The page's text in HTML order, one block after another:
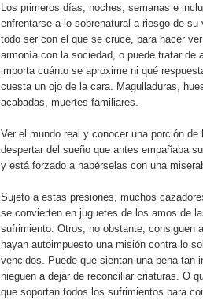
Los primeros días, noches, semanas e
enfrentarse a lo sobrenatural a riesgo de
todo ser con el que se cruce, para hacer
armonía con la sociedad, o puede tratar de
importa cuánto se aproxime ni qué
cuesta un ojo de la cara. Magulladuras,
acabadas, muertes familiares.
Ver el mundo real y conocer una porción
despertar del sueño que antes empañaba
y está forzado a habérselas con una
Sujeto a estas presiones, muchos
se convierten en juguetes de los amos de
sufrimiento. Otros, no obstante, consiguen
hayan autoimpuesto una misión contra lo
vencidos. Puede que sientan una pena tan
nieguen a dejar de reconciliar criaturas. O
que soportan todos los sufrimientos para